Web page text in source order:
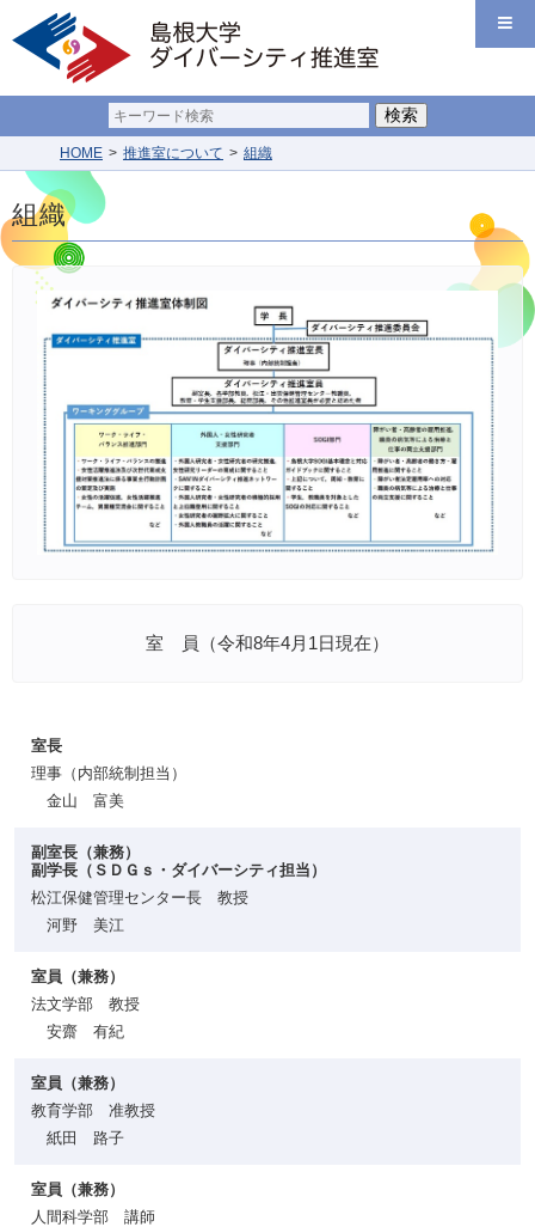
HOME 推進室について 組織
組織
室 員 （令和8年4月1日現在）
室長
理事（内部統制担当）
金山 富美
副室長（兼務）
副学長（ＳＤＧｓ・ダイバーシティ担当）
松江保健管理センター長 教授
河野 美江
室員（兼務）
法文学部 教授
安齋 有紀
室員（兼務）
教育学部 准教授
紙田 路子
室員（兼務）
人間科学部 講師